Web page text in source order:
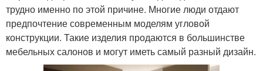
трудно именно по этой причине. Многие люди отдают
предпочтение современным моделям угловой
конструкции. Такие изделия продаются в большинстве
мебельных салонов и могут иметь самый разный дизайн.